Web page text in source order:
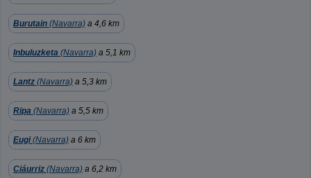
Burutain (Navarra) a 4,6 km
Inbuluzketa (Navarra) a 5,1 km
Lantz (Navarra) a 5,3 km
Ripa (Navarra) a 5,5 km
Eugi(Navarra) a 6 km
Ciáurriz (Navarra) a 6,2 km